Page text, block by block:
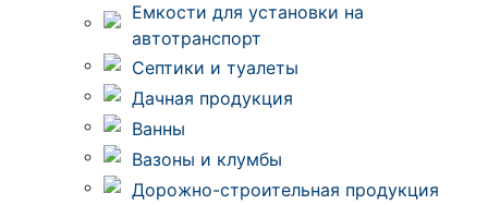
Емкости для установки на
автотранспорт
Септики и туалеты
Дачная продукция
Ванны
Вазоны и клумбы
Дорожно-строительная продукция